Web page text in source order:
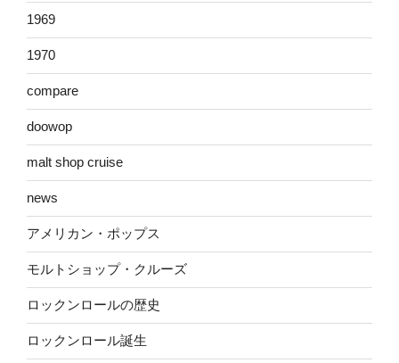
1969
1970
compare
doowop
malt shop cruise
news
アメリカン・ポップス
モルトショップ・クルーズ
ロックンロールの歴史
ロックンロール誕生